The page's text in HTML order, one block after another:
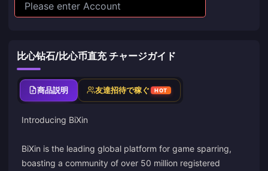
比心钻石/比心币直充 チャージガイド
商品説明 友達招待で稼ぐ HOT
Introducing BiXin
BiXin is the leading global platform for game sparring,
boasting a community of over 50 million registered